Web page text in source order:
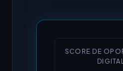
SCORE DE
DIGITAL